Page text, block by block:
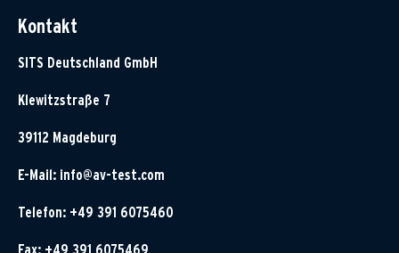
Kontakt
SITS Deutschland GmbH
Klewitzstraße 7
39112 Magdeburg
E-Mail: info@av-test.com
Telefon: +49 391 6075460